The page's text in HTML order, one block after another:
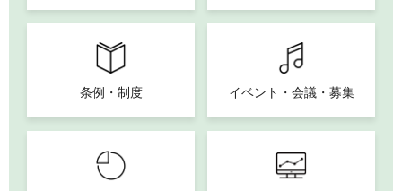
条例・制度 イベント・会議・募集